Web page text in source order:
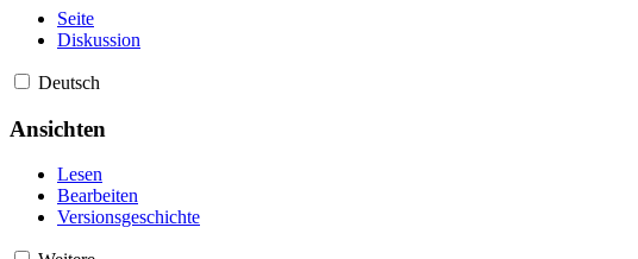
Seite
Diskussion
Deutsch
Ansichten
Lesen
Bearbeiten
Versionsgeschichte